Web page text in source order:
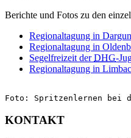
Berichte und Fotos zu den
Regionaltagung in Dargun
Regionaltagung in
Segelfreizeit derDHG-
Regionaltagung in
Foto: Spritzenlernen bei
KONTAKT